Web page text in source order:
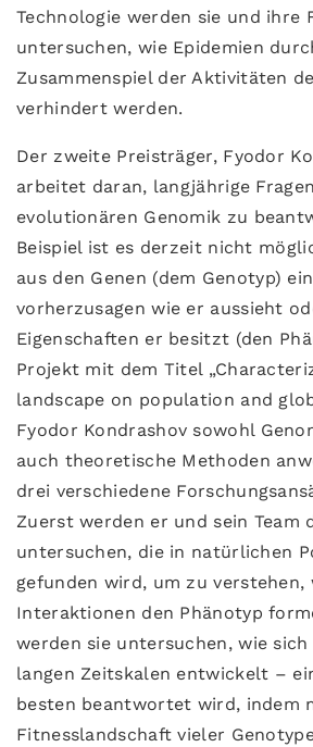
Technologie werden sie und ihre
untersuchen, wie Epidemien
Zusammenspiel der Aktivitäten
verhindert werden.
Der zweite Preisträger, Fyodor
arbeitet daran, langjährige
evolutionären Genomik zu
Beispiel ist es derzeit nicht
aus den Genen (dem Genotyp)
vorherzusagen wie er aussieht
Eigenschaften er besitzt (den
Projekt mit dem Titel
landscape on population and
Fyodor Kondrashov sowohl
auch theoretische Methoden
drei verschiedene
Zuerst werden er und sein Team
untersuchen, die in natürlichen
gefunden wird, um zu verstehen,
Interaktionen den Phänotyp
werden sie untersuchen, wie
langen Zeitskalen entwickelt –
besten beantwortet wird, indem
Fitnesslandschaft vieler